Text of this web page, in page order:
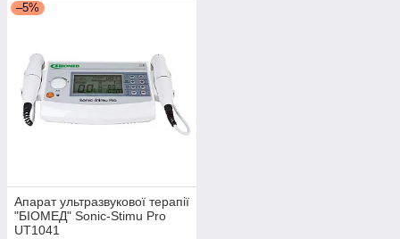
–5%
Апарат ультразвукової терапії
"БІОМЕД" Sonic-Stimu Pro
UT1041